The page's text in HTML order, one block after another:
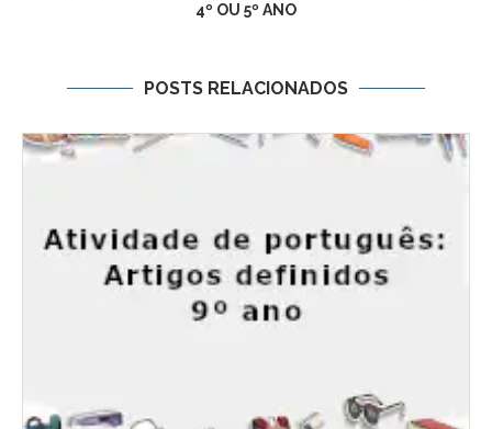
4º OU 5º ANO
POSTS RELACIONADOS